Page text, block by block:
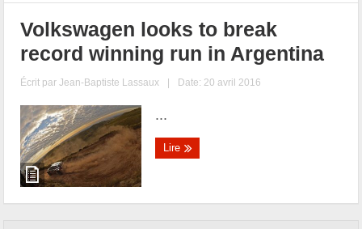
Volkswagen looks to break
record winning run in Argentina
Écrit parJean-Baptiste Lassaux | Date: 20 avril 2016
...
Lire